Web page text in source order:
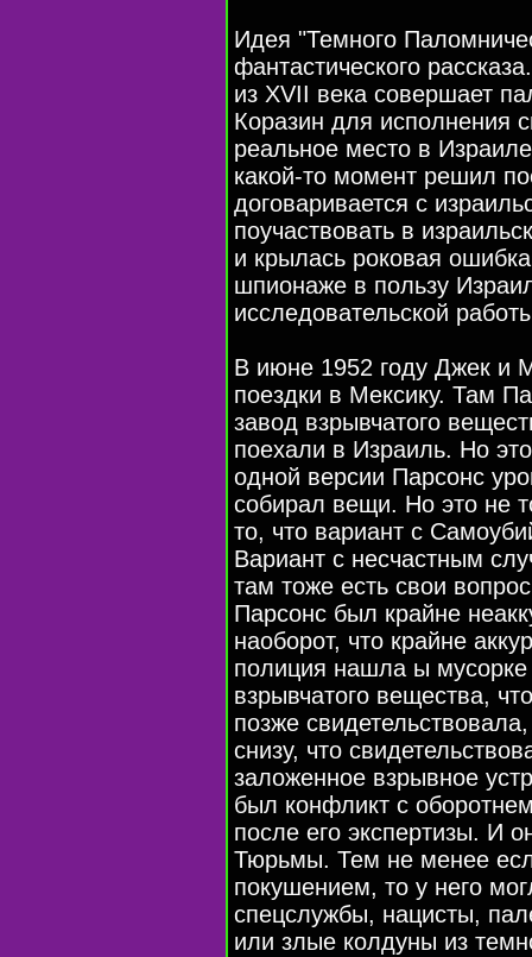
Идея "Темного
фантастического
из XVII века совершает
Коразин для исполнения
реальное место в
какой-то момент решил
договаривается с
поучаствовать в
и крылась роковая
шпионаже в пользу
исследовательской
В июне 1952 году Джек и
поездки в Мексику. Там
завод взрывчатого
поехали в Израиль. Но
одной версии Парсонс
собирал вещи. Но это не
то, что вариант с
Вариант с несчастным
там тоже есть свои
Парсонс был крайне
наоборот, что крайне
полиция нашла ы мусорке
взрывчатого вещества,
позже
снизу, что
заложенное взрывное
был конфликт с
после его экспертизы. И
Тюрьмы. Тем не менее
покушением, то у него
cпецслужбы, нацисты,
или злые колдуны из